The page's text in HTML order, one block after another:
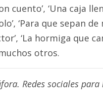
cuento’, ‘Una caja
‘Para que sepan de
‘La hormiga que
otros.
Redes sociales